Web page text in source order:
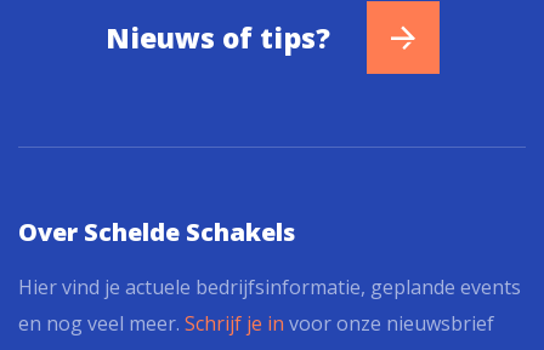
Nieuws of tips?
Over Schelde Schakels
Hier vind je actuele bedrijfsinformatie, geplande events
en nog veel meer. Schrijf je in voor onze nieuwsbrief